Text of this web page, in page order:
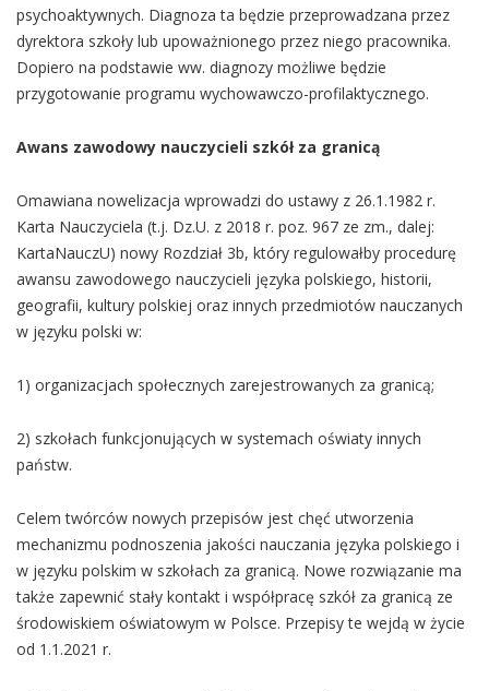
psychoaktywnych. Diagnoza ta będzie przeprowadzana przez
dyrektora szkoły lub upoważnionego przez niego pracownika.
Dopiero na podstawie ww. diagnozy możliwe będzie
przygotowanie programu wychowawczo-profilaktycznego.
Awans zawodowy nauczycieli szkół za granicą
Omawiana nowelizacja wprowadzi do ustawy z 26.1.1982 r.
Karta Nauczyciela (t.j. Dz.U. z 2018 r. poz. 967 ze zm., dalej:
KartaNauczU) nowy Rozdział 3b, który regulowałby procedurę
awansu zawodowego nauczycieli języka polskiego, historii,
geografii, kultury polskiej oraz innych przedmiotów nauczanych
w języku polski w:
1) organizacjach społecznych zarejestrowanych za granicą;
2) szkołach funkcjonujących w systemach oświaty innych
państw.
Celem twórców nowych przepisów jest chęć utworzenia
mechanizmu podnoszenia jakości nauczania języka polskiego i
w języku polskim w szkołach za granicą. Nowe rozwiązanie ma
także zapewnić stały kontakt i współpracę szkół za granicą ze
środowiskiem oświatowym w Polsce. Przepisy te wejdą w życie
od 1.1.2021 r.